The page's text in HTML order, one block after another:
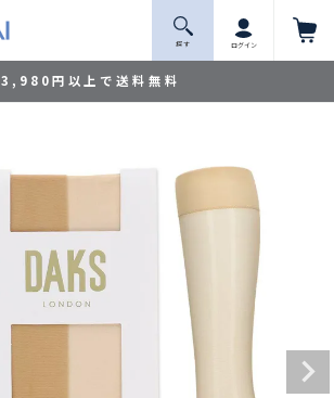
3,980円以上で送料無料
探 す ログイン